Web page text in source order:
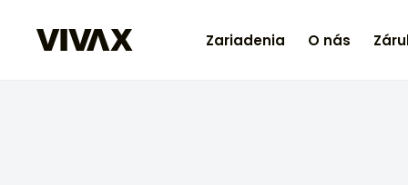
Zariadenia O nás